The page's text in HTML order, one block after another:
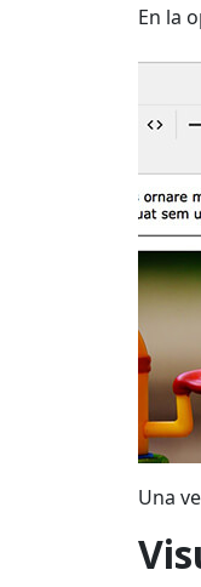
En la
Una